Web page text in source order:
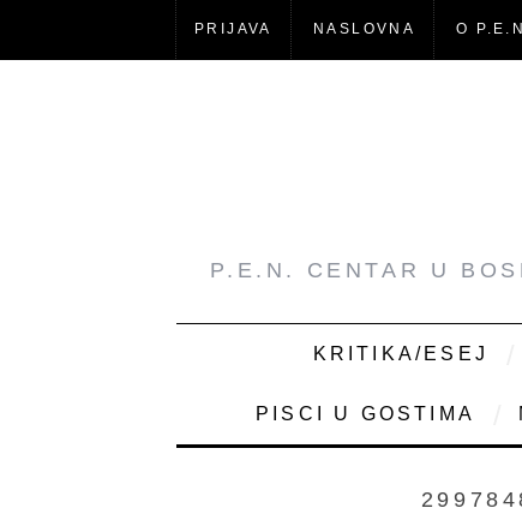
PRIJAVA NASLOVNA O
P.E.N. CENTAR U
KRITIKA/ESEJ
PISCI U GOSTIMA